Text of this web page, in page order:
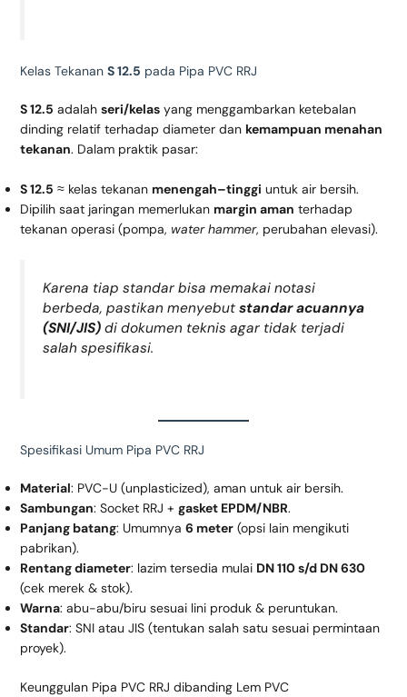
Kelas Tekanan S 12.5 pada Pipa PVC RRJ
S 12.5 adalah seri/kelasyang menggambarkan ketebalan
dinding relatif terhadap diameter dan kemampuan menahan
tekanan. Dalam praktik pasar:
S 12.5 ≈ kelas tekanan menengah–tinggi untuk air bersih.
Dipilih saat jaringan memerlukan margin aman terhadap
tekanan operasi (pompa, water hammer, perubahan elevasi).
Karena tiap standar bisa memakai notasi
berbeda, pastikan menyebut standar acuannya
(SNI/JIS)di dokumen teknis agar tidak terjadi
salah spesifikasi.
Spesifikasi Umum Pipa PVC RRJ
Material: PVC-U (unplasticized), aman untuk air bersih.
Sambungan: Socket RRJ + gasket EPDM/NBR.
Panjang batang: Umumnya 6 meter(opsi lain mengikuti
pabrikan).
Rentang diameter: lazim tersedia mulai DN 110 s/d DN 630
(cek merek & stok).
Warna: abu-abu/biru sesuai lini produk & peruntukan.
Standar: SNI atau JIS (tentukan salah satu sesuai permintaan
proyek).
Keunggulan Pipa PVC RRJ dibanding Lem PVC